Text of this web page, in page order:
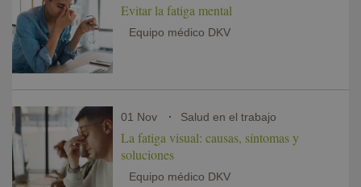
Evitar la fatiga mental
Equipo médico DKV
01 Nov Salud en el trabajo
La fatiga visual: causas, síntomas y
soluciones
Equipo médico DKV